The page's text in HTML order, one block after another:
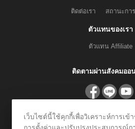
ติดต่อเรา สถานะกา
ตัวแทนของเรา
ตัวแทน Affiliate
ติดตามผ่านสังคมออ
สมัครรับข่าวสา
เว็บไซต์นี้ใช้คุกกี้เพื่อวิเคราะห์การเข้